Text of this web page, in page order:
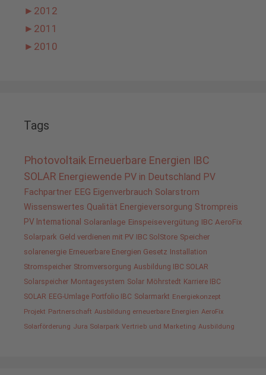
► 2012
► 2011
► 2010
Tags
Photovoltaik Erneuerbare Energien IBC
SOLAR Energiewende PV in Deutschland PV
Fachpartner EEG Eigenverbrauch Solarstrom
Wissenswertes Qualität Energieversorgung Strompreis
PV International Solaranlage Einspeisevergütung IBC AeroFix
Solarpark Geld verdienen mit PV IBC SolStore Speicher
solarenergie Erneuerbare Energien Gesetz Installation
Stromspeicher Stromversorgung Ausbildung IBC SOLAR
Solarspeicher Montagesystem Solar Möhrstedt Karriere IBC
SOLAR EEG-Umlage Portfolio IBC Solarmarkt Energiekonzept
Projekt Partnerschaft Ausbildung erneuerbare Energien AeroFix
Solarförderung Jura Solarpark Vertrieb und Marketing Ausbildung